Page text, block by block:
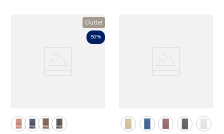
50%
Outlet